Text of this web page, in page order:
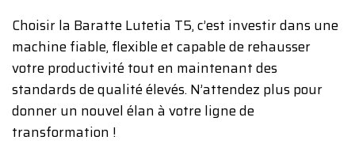
Choisir la Baratte Lutetia T5, c’est investir dans une
machine fiable, flexible et capable de rehausser
votre productivité tout en maintenant des
standards de qualité élevés. N’attendez plus pour
donner un nouvel élan à votre ligne de
transformation !